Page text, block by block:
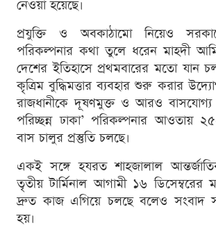
নেওয়া হয়েছে।
প্রযুক্তি ও অবকাঠামো নিয়েও
পরিকল্পনার কথা তুলে ধরেন মাহদী
দেশের ইতিহাসে প্রথমবারের মতো যান
কৃত্রিম বুদ্ধিমত্তার ব্যবহার শুরু করার
রাজধানীকে দূষণমুক্ত ও আরও
পরিচ্ছন্ন ঢাকা’ পরিকল্পনার আওতায়
বাস চালুর প্রস্তুতি চলছে।
একই সঙ্গে হযরত শাহজালাল
তৃতীয় টার্মিনাল আগামী ১৬ ডিসেম্বরের
দ্রুত কাজ এগিয়ে চলছে বলেও সংবাদ
হয়।